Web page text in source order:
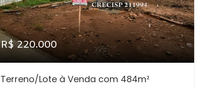
R$ 220.000
Terreno/Lote à Venda com 484m²